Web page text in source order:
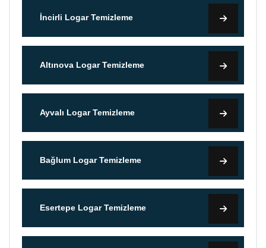
İncirli Logar Temizleme
Altınova Logar Temizleme
Ayvalı Logar Temizleme
Bağlum Logar Temizleme
Esertepe Logar Temizleme